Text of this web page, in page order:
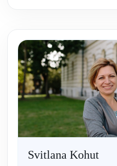
Svitlana Kohut